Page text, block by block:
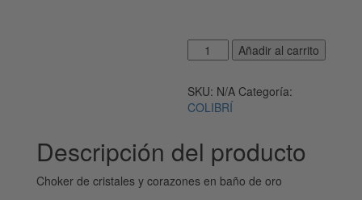
JCOL13
cantidad
Añadir al carrito
SKU: N/A Categoría:
COLIBRÍ
Descripción del producto
Choker de cristales y corazones en baño de oro